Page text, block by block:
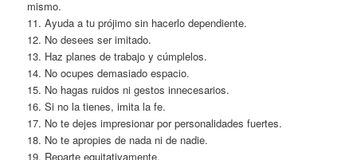
mismo.
11. Ayuda a tu prójimo sin hacerlo dependiente.
12. No desees ser imitado.
13. Haz planes de trabajo y cúmplelos.
14. No ocupes demasiado espacio.
15. No hagas ruidos ni gestos innecesarios.
16. Si no la tienes, imita la fe.
17. No te dejes impresionar por personalidades fuertes.
18. No te apropies de nada ni de nadie.
19. Reparte equitativamente.